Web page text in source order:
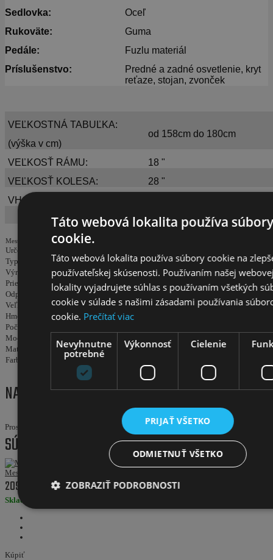
Sedlovka:
Oceľ
Rukoväte:
Pedále:
Guma
Fuzlu materiál
Príslušenstvo:
Predné a zadné osvetlenie, kryt
reťaze, stojan, zvonček
VEĽKOSTNÁ TABUĽKA:
(výška v cm)
od 158cm do 180cm
VEĽKOSŤ RÁMU:
18 "
VEĽKOSŤ KOLESA:
28 "
VHODNÉ PRE POHLAVIE:
Mestské bicykle
Určenie
Typ
mestské
Výrobca
Fuzlu
Priemer kolies
28"
Odpruženie
pevné
Veľkosť rámu
18"
Hmotnosť
18Kg
Počet prevodov
Modelový rok
Materiál rámu
oceľ
Farba
bielo ružová
NAPÍSAŤ RECENZIU
Prosím zaregistrujte pre pridanie recenzie
SÚVISIACE PRODUKTY
Mestský bicykel 28 Fuzlu City S-1 béžová
209.00€
Skladom
Kúpiť
Táto webová lokalita používa súbory
cookie.
Táto webová lokalita používa súbory cookie na
používateľskej skúsenosti. Používaním našej
lokality vyjadrujete súhlas s používaním všetkých
cookie v súlade s našimi zásadami používania
cookie. Prečítať viac
Nevyhnutne
potrebné
Výkonnosť Cielenie
PRIJAŤ VŠETKO
ODMIETNUŤ VŠETKO
ZOBRAZIŤ PODROBNOSTI